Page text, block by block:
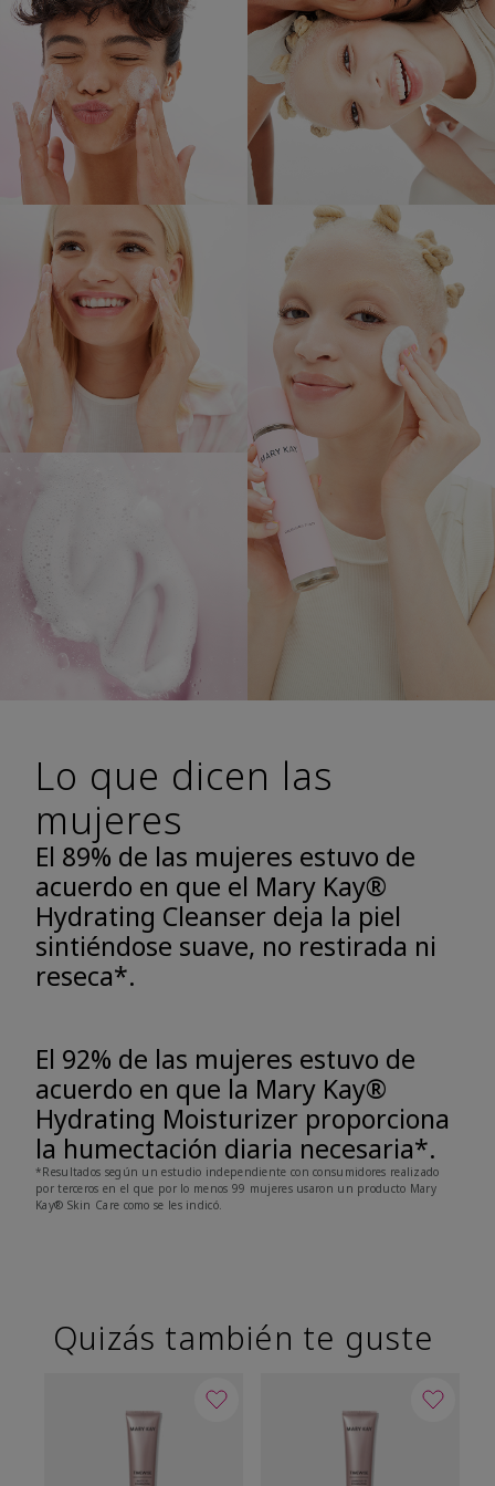
Lo que dicen las
mujeres
El 89% de las mujeres estuvo de
acuerdo en que el Mary Kay®
Hydrating Cleanser deja la piel
sintiéndose suave, no restirada ni
reseca*.
El 92% de las mujeres estuvo de
acuerdo en que la Mary Kay®
Hydrating Moisturizer proporciona
la humectación diaria necesaria*.
*Resultados según un estudio independiente con consumidores realizado
por terceros en el que por lo menos 99 mujeres usaron un producto Mary
Kay® Skin Care como se les indicó.
Quizás también te guste